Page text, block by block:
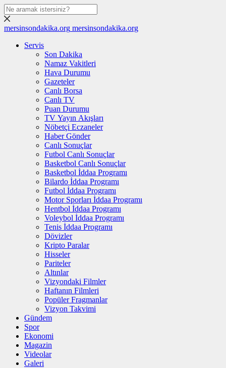
mersinsondakika.org mersinsondakika.org
Servis
Son Dakika
Namaz Vakitleri
Hava Durumu
Gazeteler
Canlı Borsa
Canlı TV
Puan Durumu
TV Yayın Akışları
Nöbetçi Eczaneler
Haber Gönder
Canlı Sonuçlar
Futbol Canlı Sonuçlar
Basketbol Canlı Sonuçlar
Basketbol İddaa Programı
Bilardo İddaa Programı
Futbol İddaa Programı
Motor Sporları İddaa Programı
Hentbol İddaa Programı
Voleybol İddaa Programı
Tenis İddaa Programı
Dövizler
Kripto Paralar
Hisseler
Pariteler
Altınlar
Vizyondaki Filmler
Haftanın Filmleri
Popüler Fragmanlar
Vizyon Takvimi
Gündem
Spor
Ekonomi
Magazin
Videolar
Galeri